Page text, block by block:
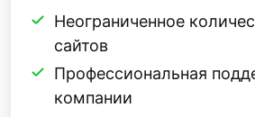
Неограниченное
сайтов
Профессиональная
компании